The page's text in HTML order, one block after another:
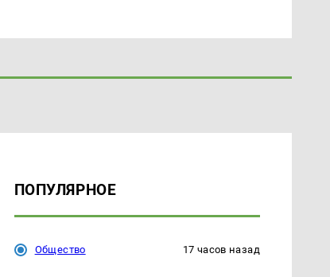
ПОПУЛЯРНОЕ
Общество 17 часов назад